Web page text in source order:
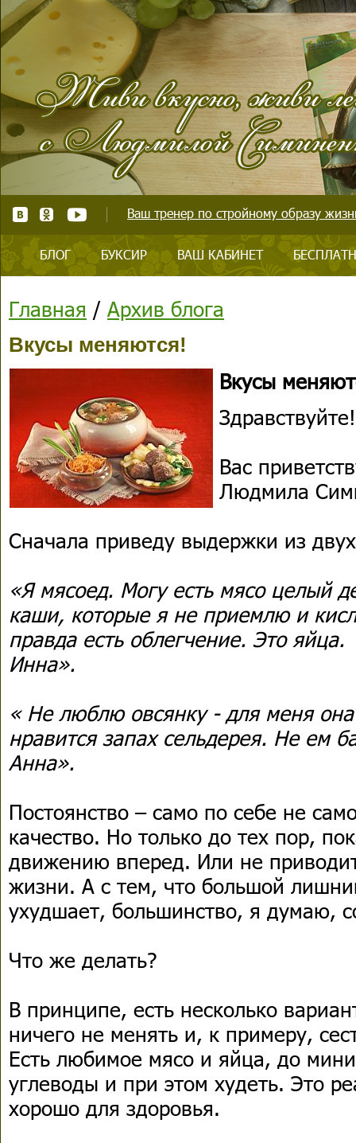
Ваш тренер по стройному образу
БЛОГ БУКСИР ВАШ КАБИНЕТ
Главная / Архив блога
Вкусы меняются!
Вкусы
Здравствуйте!
Вас
Людмила
Сначала приведу выдержки из
«Я мясоед. Могу есть мясо целый
каши, которые я не приемлю и
правда есть облегчение. Это яйца.
Инна».
« Не люблю овсянку - для меня
нравится запах сельдерея. Не ем
Анна».
Постоянство – само по себе не
качество. Но только до тех пор,
движению вперед. Или не
жизни. А с тем, что большой
ухудшает, большинство, я думаю,
Что же делать?
В принципе, есть несколько
ничего не менять и, к примеру,
Есть любимое мясо и яйца, до
углеводы и при этом худеть. Это
хорошо для здоровья.